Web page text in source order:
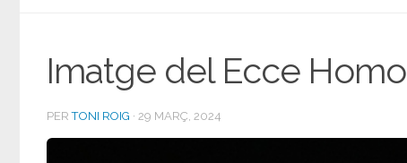
Imatge del Ecce Homo
PERTONI ROIG · 29 MARÇ, 2024